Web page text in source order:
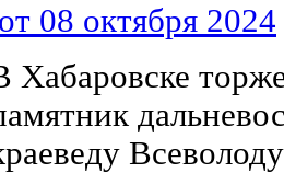
08 октября 2024
Хабаровске